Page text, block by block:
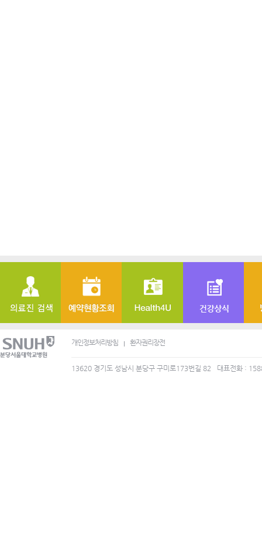
개인정보처리방침 환자권리장전
13620 경기도 성남시 분당구 구미로173번길 82 대표전화 :